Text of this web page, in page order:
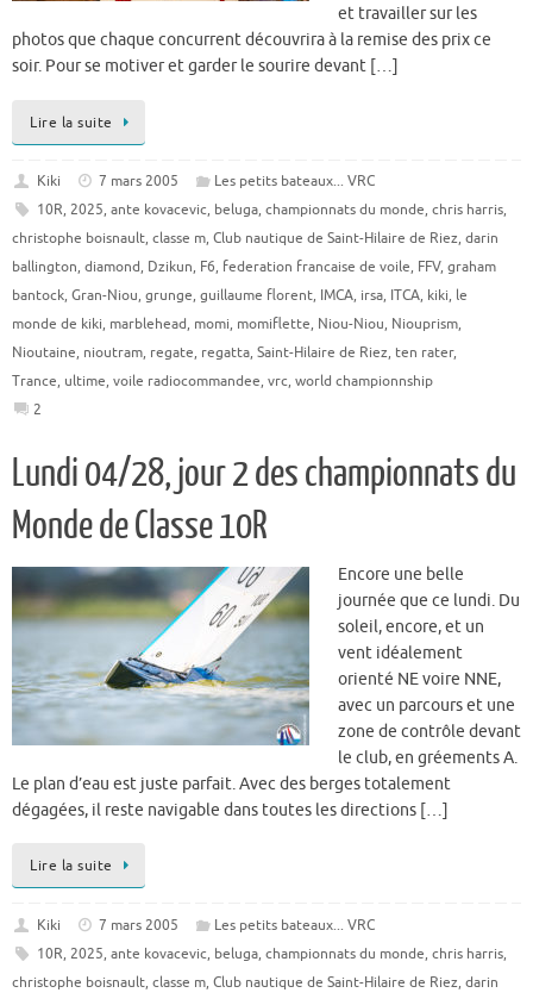
et travailler sur les
photos que chaque concurrent découvrira à la remise des prix ce
soir. Pour se motiver et garder le sourire devant […]
Lire la suite
Kiki 7 mars 2005
Les petits bateaux... VRC
10R, 2025, ante kovacevic, beluga, championnats du monde, chris harris,
christophe boisnault, classe m, Club nautique de Saint-Hilaire de Riez, darin
ballington, diamond, Dzikun, F6, federation francaise de voile, FFV, graham
bantock, Gran-Niou, grunge, guillaume florent, IMCA, irsa, ITCA, kiki, le
monde de kiki, marblehead, momi, momiflette, Niou-Niou, Niouprism,
Nioutaine, nioutram, regate, regatta, Saint-Hilaire de Riez, ten rater,
Trance, ultime, voile radiocommandee, vrc, world championnship
2
Lundi 04/28, jour 2 des championnats du
Monde de Classe 10R
Encore une belle
journée que ce lundi. Du
soleil, encore, et un
vent idéalement
orienté NE voire NNE,
avec un parcours et une
zone de contrôle devant
le club, en gréements A.
Le plan d’eau est juste parfait. Avec des berges totalement
dégagées, il reste navigable dans toutes les directions […]
Lire la suite
Kiki 7 mars 2005
Les petits bateaux... VRC
10R, 2025, ante kovacevic, beluga, championnats du monde, chris harris,
christophe boisnault, classe m, Club nautique de Saint-Hilaire de Riez, darin